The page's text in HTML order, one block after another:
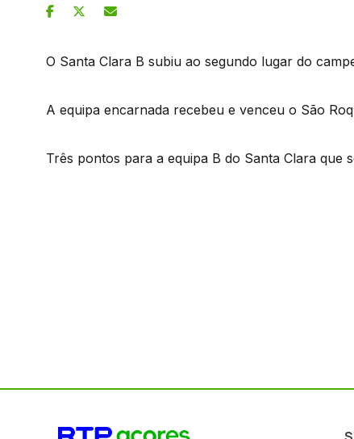
O Santa Clara B subiu ao segundo lugar do
A equipa encarnada recebeu e venceu o São
Três pontos para a equipa B do Santa Clara que